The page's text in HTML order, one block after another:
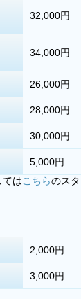
32,000円
34,000円
26,000円
28,000円
30,000円
5,000円
はこちらのス
2,000円
3,000円